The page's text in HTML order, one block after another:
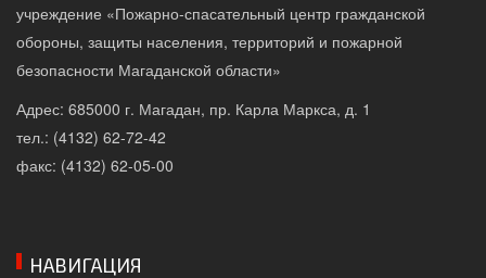
учреждение «Пожарно-спасательный центр гражданской
обороны, защиты населения, территорий и пожарной
безопасности Магаданской области»
Адрес: 685000 г. Магадан, пр. Карла Маркса, д. 1
тел.: (4132) 62-72-42
факс: (4132) 62-05-00
НАВИГАЦИЯ